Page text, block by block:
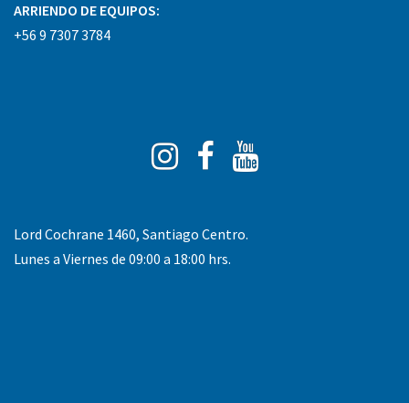
ARRIENDO DE EQUIPOS:
+56 9 7307 3784
Instagram
Facebook
Tube
Lord Cochrane 1460, Santiago Centro.
Lunes a Viernes de 09:00 a 18:00 hrs.